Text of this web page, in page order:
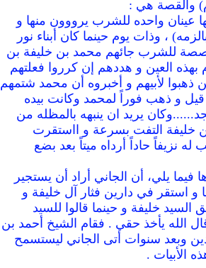
عينان واحده للشرب يرووون منها و
، وذات يوم حينما كان أبناء نور
للشرب جائهم محمد بن خليفة بن
بهذه العين و هددهم إن كرروا فعلتهم
ذهبوا لأبيهم و أخبروه أن محمد شتمهم
و ذهب فوراً لمحمد وكانت بيده
يريد ان ينبهه بالمظله من
خليفة التفت بسرعة و ااستقرت
نزيفاً حاداً أرداه ميتاً بعد بضع
يلي، أن الجاني أراد أن يستجير
و استقر في دارين فثار آل خليفة و
السيد خليفة و حينما قالوا للسيد
الله يأخذ حقي . فقام الشيخ أحمد بن
وبعد سنوات أتى الجاني ليستسمح
الأبيات .